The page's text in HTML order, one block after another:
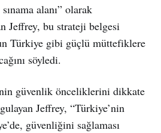
alanı” olarak
Jeffrey, bu strateji belgesi
Türkiye gibi güçlü müttefiklere
söyledi.
güvenlik önceliklerini dikkate
Jeffrey, “Türkiye’nin
güvenliğini sağlaması